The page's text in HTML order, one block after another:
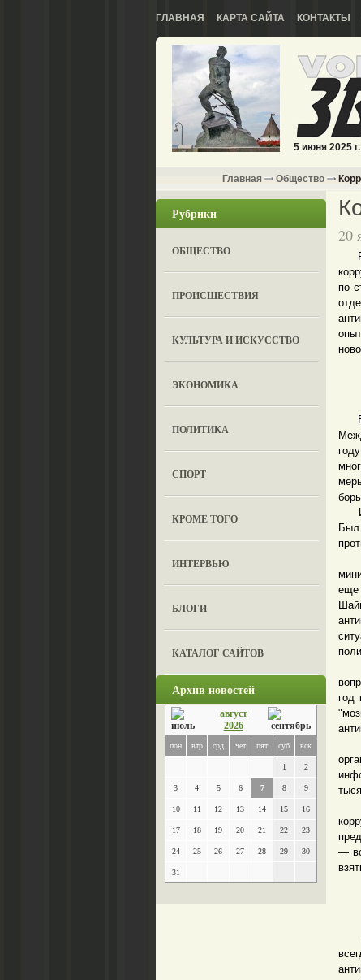
ГЛАВНАЯ КАРТА САЙТА КОНТАКТЫ
5 июня 2025 г.
Главная Общество
Рубрики
ОБЩЕСТВО
ПРОИСШЕСТВИЯ
КУЛЬТУРА И ИСКУССТВО
ЭКОНОМИКА
ПОЛИТИКА
СПОРТ
КРОМЕ ТОГО
ИНТЕРВЬЮ
БЛОГИ
КАТАЛОГ САЙТОВ
Архив новостей
август
2026
пон втр срд чет пят суб вск
1 2
3 4 5 6 7 8 9
10 11 12 13 14 15 16
17 18 19 20 21 22 23
24 25 26 27 28 29 30
31
20
по
Был
В
еще
год
В
—